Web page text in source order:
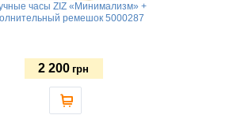
часы ZIZ «Минимализм» +
ремешок 5000287
2 200 грн